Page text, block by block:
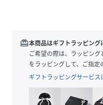
※手洗い可能です。
【スタッフコメント】
淡いシンプルなカラーリン
えするワンピース。
落ち感があり歩く度にふわ
redeem本商品はギフトラッピング
ご希望の際は、ラッピン
をラッピングして、ご指定
ギフトラッピングサービス